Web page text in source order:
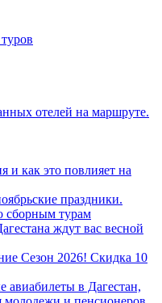
отелей на маршруте.
и как это повлияет на
праздники.
сборным турам
ждут вас весной
Сезон 2026! Скидка 10
авиабилеты в Дагестан,